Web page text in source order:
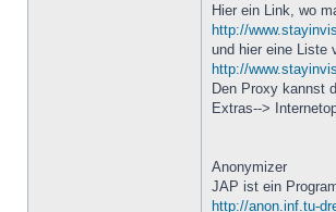
Hier ein Link, wo
http://
und hier eine Liste
http://
Den Proxy kannst
Extras-->
Anonymizer
JAP ist ein
http://anon.inf.tu-